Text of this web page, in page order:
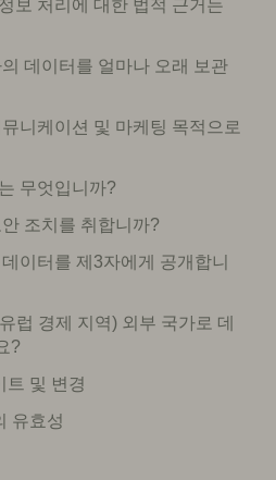
보 처리에 대한 법적 근거는
데이터를 얼마나 오래 보관
니케이션 및 마케팅 목적으로
무엇입니까?
조치를 취합니까?
이터를 제3자에게 공개합니
럽 경제 지역) 외부 국가로 데
?
트 및 변경
유효성